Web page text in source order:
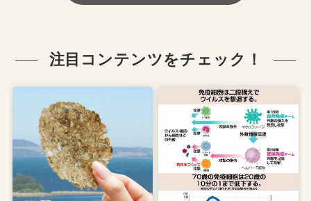
注目コンテンツをチェック！